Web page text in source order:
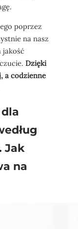
poprzez
na nasz
jakość
Dzięki
a codzienne
Jak
na